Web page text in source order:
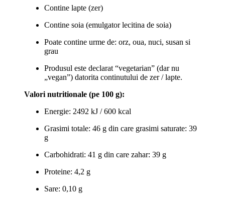
Contine lapte (zer)
Contine soia (emulgator lecitina de soia)
Poate contine urme de: orz, oua, nuci, susan si
grau
Produsul este declarat “vegetarian” (dar nu
„vegan”) datorita continutului de zer / lapte.
Valori nutritionale (pe 100 g):
Energie: 2492 kJ / 600 kcal
Grasimi totale: 46 g din care grasimi saturate: 39
g
Carbohidrati: 41 g din care zahar: 39 g
Proteine: 4,2 g
Sare: 0,10 g